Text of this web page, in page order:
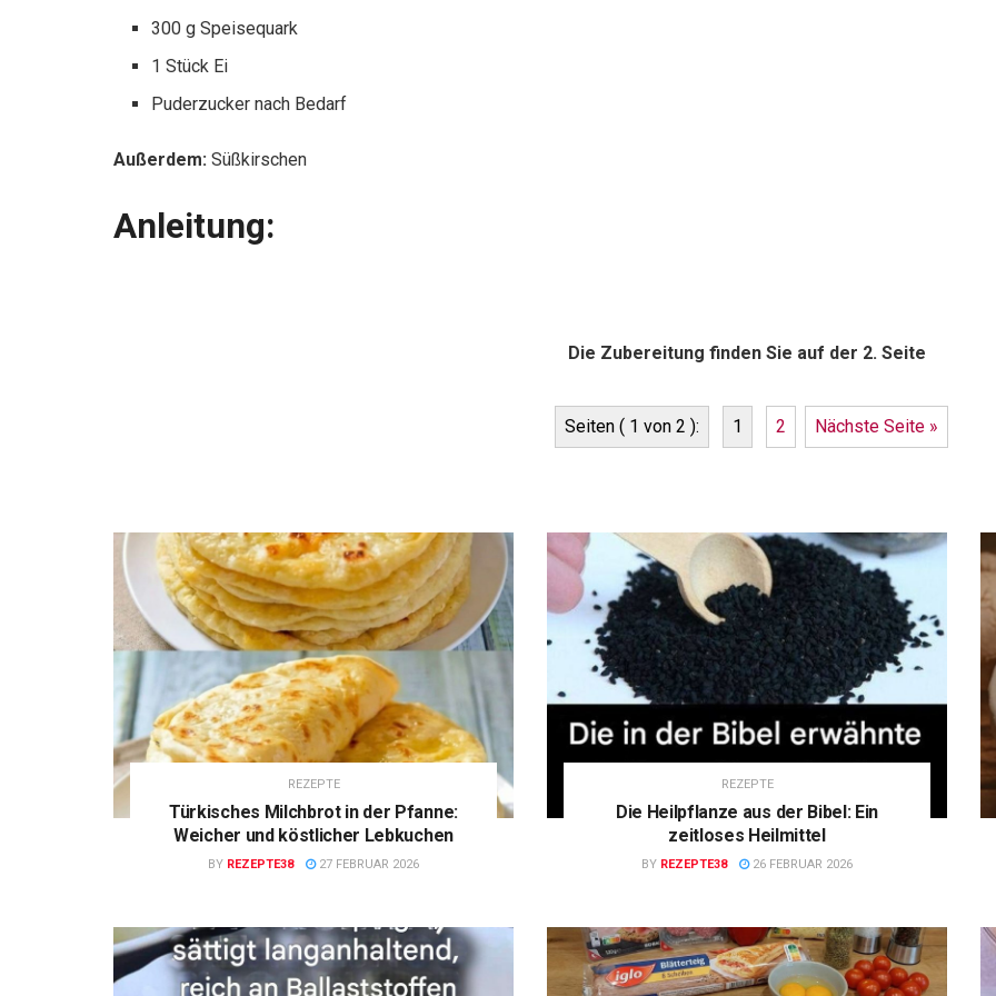
300 g Speisequark
1 Stück Ei
Puderzucker nach Bedarf
Außerdem: Süßkirschen
Anleitung:
Die Zubereitung finden Sie auf der 2. Seite
Seiten ( 1 von 2 ): 1 2 Nächste Seite »
REZEPTE
Türkisches Milchbrot in der Pfanne:
Weicher und köstlicher Lebkuchen
BY REZEPTE38 27 FEBRUAR 2026
REZEPTE
Die Heilpflanze aus der Bibel: Ein
zeitloses Heilmittel
BY REZEPTE38 26 FEBRUAR 2026